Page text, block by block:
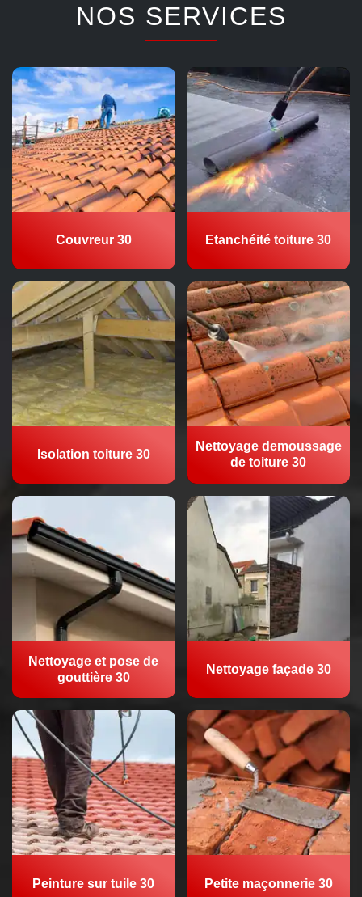
NOS SERVICES
Couvreur 30 Etanchéité toiture 30
Isolation toiture 30
Nettoyage demoussage
de toiture 30
Nettoyage et pose de
gouttière 30
Nettoyage façade 30
Peinture sur tuile 30 Petite maçonnerie 30